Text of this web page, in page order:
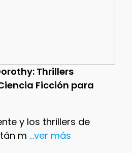
Thrillers
Ficción para
y los thrillers de
m ...ver más